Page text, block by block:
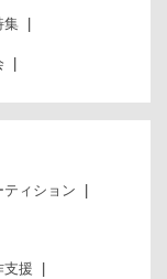
集
ティション
支援